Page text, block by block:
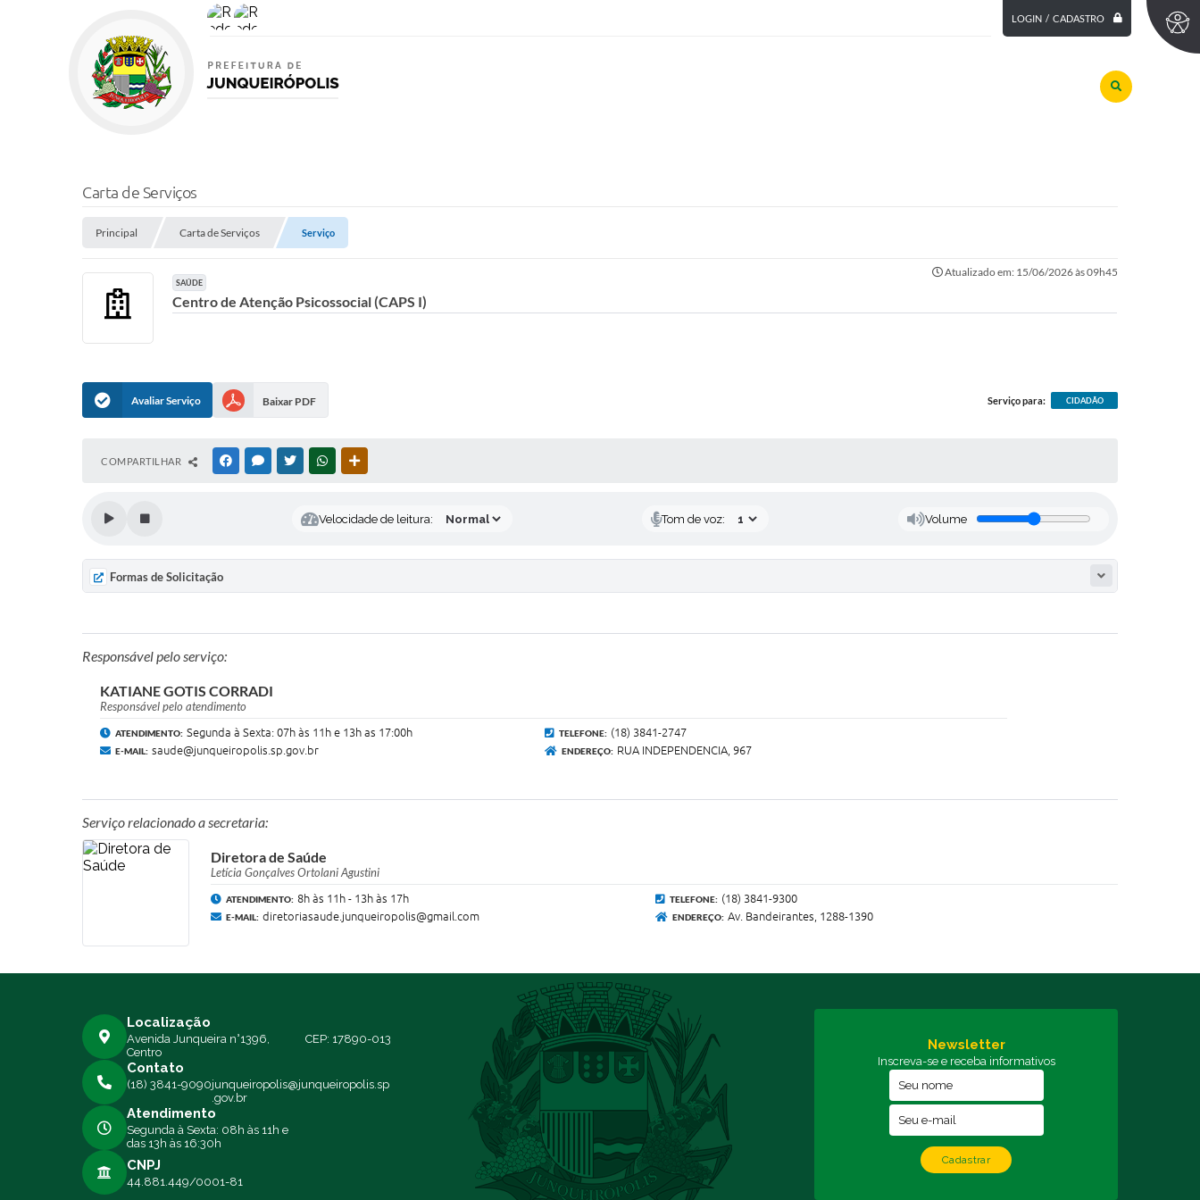
LOGIN / CADASTRO
Carta de Serviços
Principal Carta de Serviços Serviço
Atualizado em: 15/06/2026 às 09h45
SAÚDE
Centro de Atenção Psicossocial (CAPS I)
Avaliar Serviço Baixar PDF Serviço para: CIDADÃO
COMPARTILHAR FACEBOOKMESSENGER
TWITTERWHATSAPP
Velocidade de leitura: Tom de voz: Volume
Formas de Solicitação
Responsável pelo serviço:
KATIANE GOTIS CORRADI
Responsável pelo atendimento
ATENDIMENTO: Segunda à Sexta: 07h às 11h e 13h as 17:00h TELEFONE: (18) 3841-2747
E-MAIL: saude@junqueiropolis.sp.gov.br ENDEREÇO: RUA INDEPENDENCIA, 967
Serviço relacionado a secretaria:
Diretora de Saúde
Letícia Gonçalves Ortolani Agustini
ATENDIMENTO: 8h às 11h - 13h às 17h TELEFONE: (18) 3841-9300
E-MAIL: diretoriasaude.junqueiropolis@gmail.com ENDEREÇO: Av. Bandeirantes, 1288-1390
Localização
Avenida Junqueira n°1396,
Centro
CEP: 17890-013
Contato
(18) 3841-9090junqueiropolis@junqueiropolis.sp
.gov.br
Atendimento
Segunda à Sexta: 08h às 11h e
das 13h às 16:30h
CNPJ
44.881.449/0001-81
Newsletter
Inscreva-se e receba informativos
Cadastrar